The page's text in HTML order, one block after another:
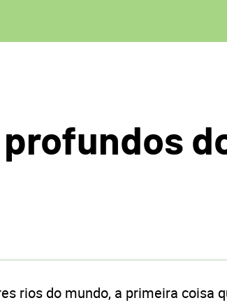
profundos
rios do mundo, a primeira coisa